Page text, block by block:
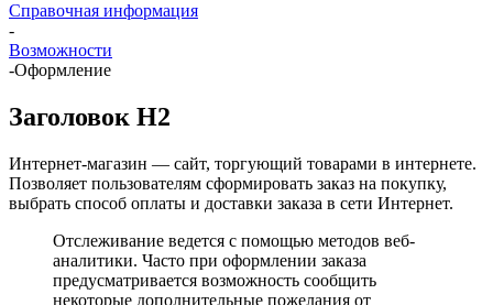
Справочная информация
-
Возможности
-Оформление
Заголовок H2
Интернет-магазин — сайт, торгующий товарами в интернете.
Позволяет пользователям сформировать заказ на покупку,
выбрать способ оплаты и доставки заказа в сети Интернет.
Отслеживание ведется с помощью методов веб-
аналитики. Часто при оформлении заказа
предусматривается возможность сообщить
некоторые дополнительные пожелания от